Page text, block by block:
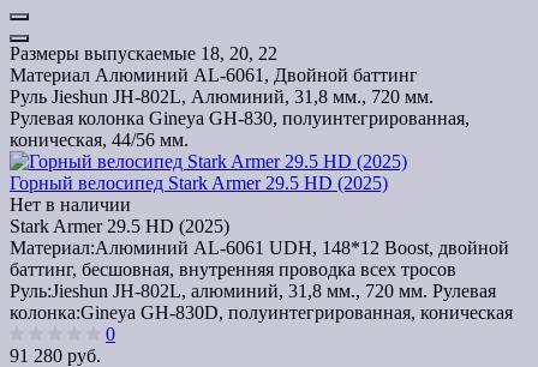
Размеры выпускаемые 18, 20, 22
Материал Алюминий AL-6061, Двойной баттинг
Руль Jieshun JH-802L, Алюминий, 31,8 мм., 720 мм.
Рулевая колонка Gineya GH-830, полуинтегрированная,
коническая, 44/56 мм.
Горный велосипед Stark Armer 29.5 HD (2025)
Нет в наличии
Stark Armer 29.5 HD (2025)
Материал:Алюминий AL-6061 UDH, 148*12 Boost, двойной
баттинг, бесшовная, внутренняя проводка всех тросов
Руль:Jieshun JH-802L, алюминий, 31,8 мм., 720 мм. Рулевая
колонка:Gineya GH-830D, полуинтегрированная, коническая
0
91 280 руб.